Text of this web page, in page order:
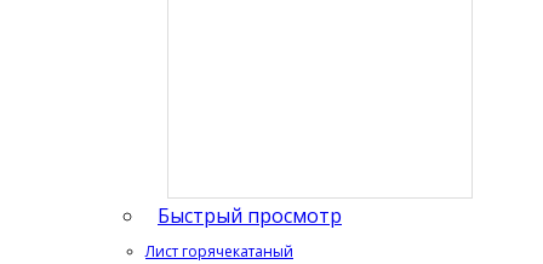
Быстрый просмотр
Лист горячекатаный